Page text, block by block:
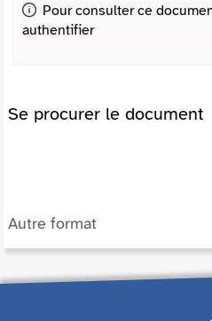
Pour consulter ce
authentifier
Se procurer le document
Autre format